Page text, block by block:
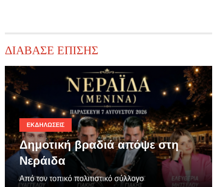
ΔΙΑΒΑΣΕ ΕΠΙΣΗΣ
ΕΚΔΗΛΏΣΕΙΣ
Δημοτική βραδιά απόψε στη
Νεράιδα
Από τον τοπικό πολιτιστικό σύλλογο